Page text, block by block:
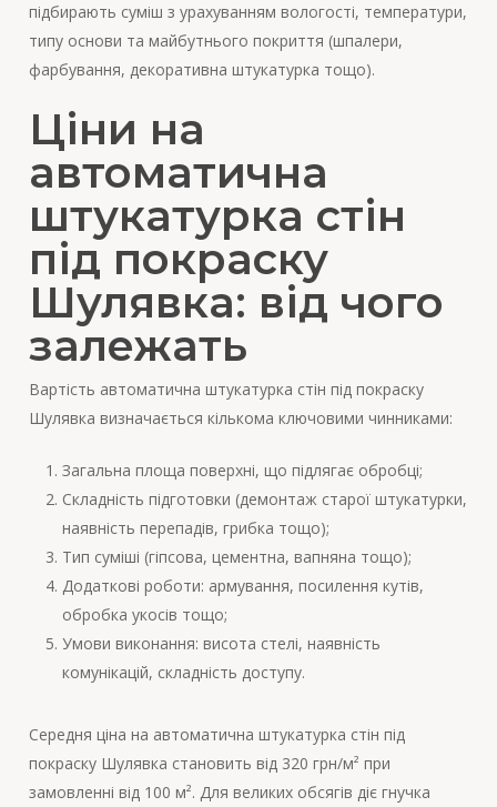
підбирають суміш з урахуванням вологості, температури,
типу основи та майбутнього покриття (шпалери,
фарбування, декоративна штукатурка тощо).
Ціни на
автоматична
штукатурка стін
під покраску
Шулявка: від чого
залежать
Вартість автоматична штукатурка стін під покраску
Шулявка визначається кількома ключовими чинниками:
Загальна площа поверхні, що підлягає обробці;
Складність підготовки (демонтаж старої штукатурки,
наявність перепадів, грибка тощо);
Тип суміші (гіпсова, цементна, вапняна тощо);
Додаткові роботи: армування, посилення кутів,
обробка укосів тощо;
Умови виконання: висота стелі, наявність
комунікацій, складність доступу.
Середня ціна на автоматична штукатурка стін під
покраску Шулявка становить від 320 грн/м² при
замовленні від 100 м². Для великих обсягів діє гнучка